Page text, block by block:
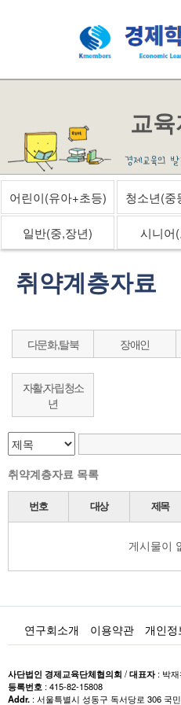
교
어린이(유아+초등) 청소년(중
일반(중,장년)
시니어
취약계층자료
다문화,탈북 장애인
자활,자립청소
년
취약계층자료 목록
번호 대상 제목
게시물이
연구회소개 이용약관 개인정
사단법인 경제교육단체협의회 /대표자: 박재
등록번호 : 415-82-15808
Addr. : 서울특별시 성동구 독서당로 306 국